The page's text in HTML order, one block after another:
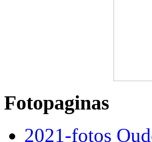
Fotopaginas
2021-fotos